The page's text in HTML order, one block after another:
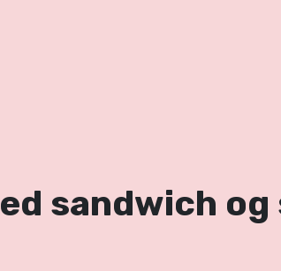
sandwich